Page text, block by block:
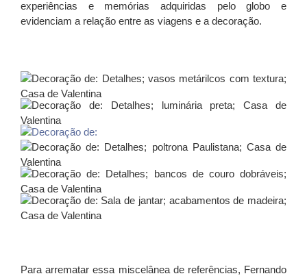
experiências e memórias adquiridas pelo globo e
evidenciam a relação entre as viagens e a decoração.
Para arrematar essa miscelânea de referências, Fernando